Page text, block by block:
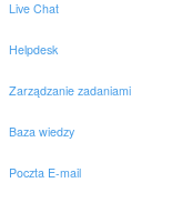
Live Chat
Helpdesk
Zarządzanie zadaniami
Baza wiedzy
Poczta E-mail